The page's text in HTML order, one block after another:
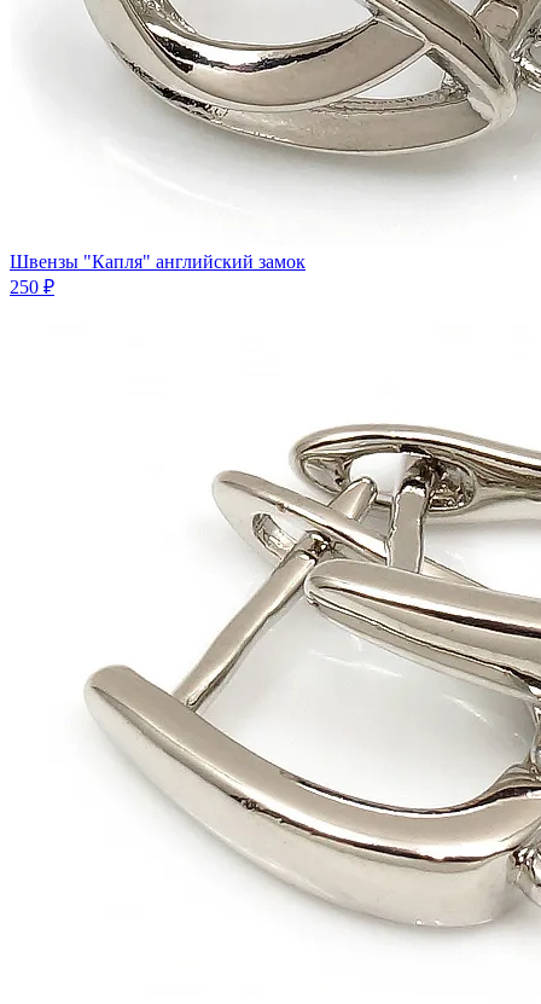
Швензы "Капля" английский замок
250 ₽